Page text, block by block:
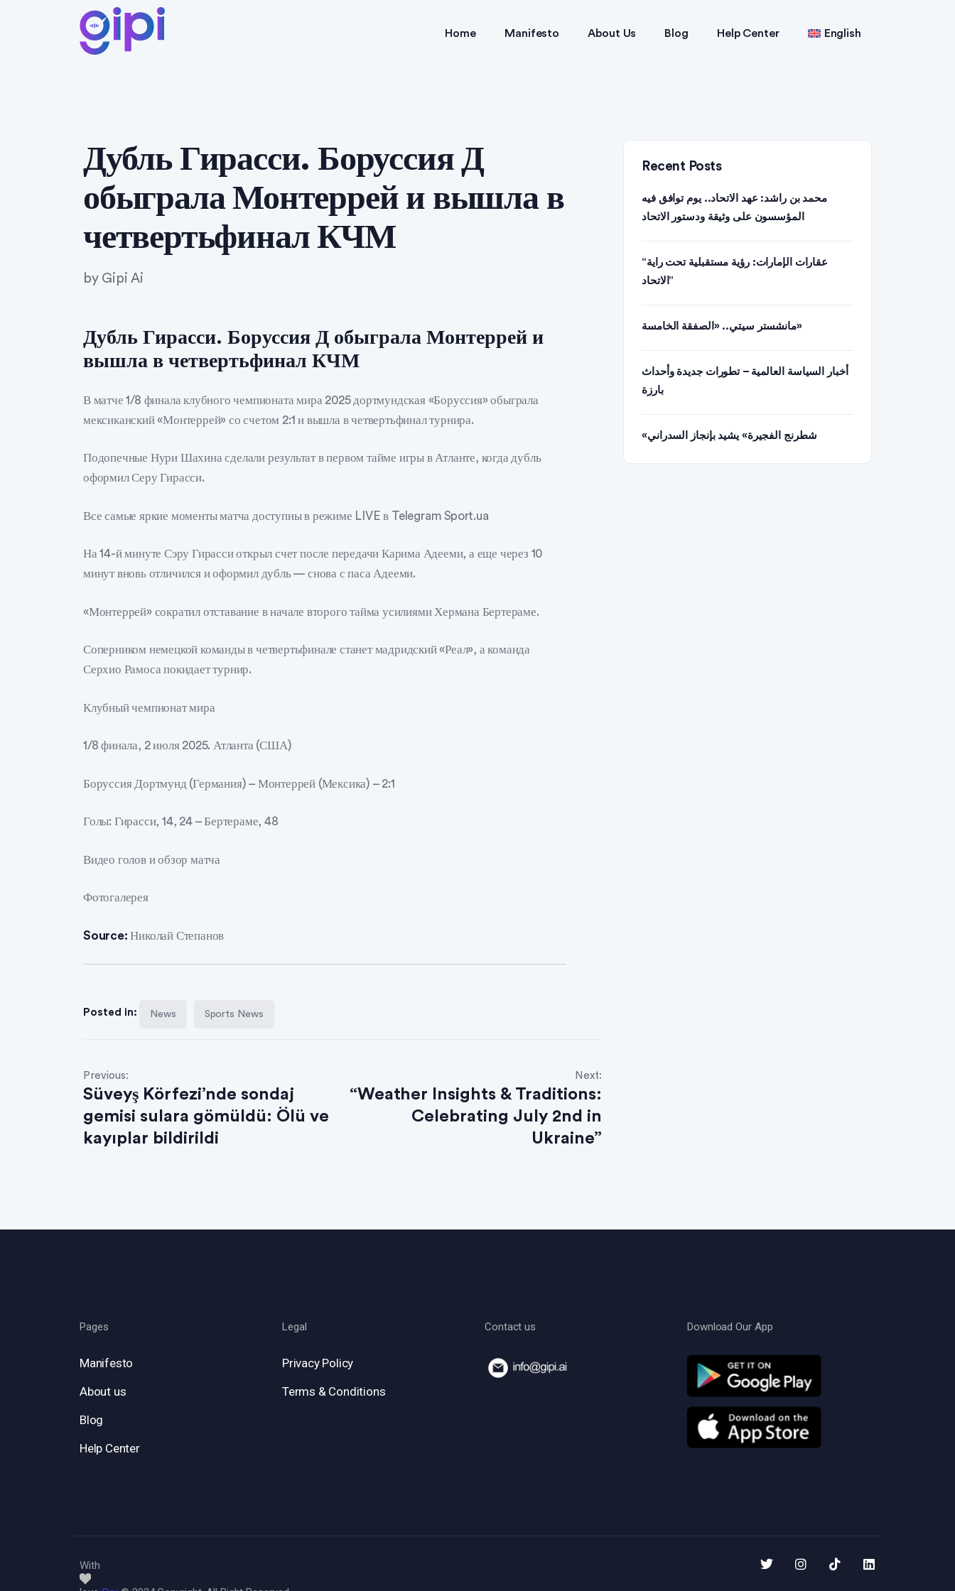
Home Manifesto About Us Blog Help Center English
Дубль Гирасси. Боруссия Д
обыграла Монтеррей и вышла в
четвертьфинал КЧМ
by Gipi Ai
Дубль Гирасси. Боруссия Д обыграла Монтеррей и
вышла в четвертьфинал КЧМ
В матче 1/8 финала клубного чемпионата мира 2025 дортмундская «Боруссия» обыграла
мексиканский «Монтеррей» со счетом 2:1 и вышла в четвертьфинал турнира.
Подопечные Нури Шахина сделали результат в первом тайме игры в Атланте, когда дубль
оформил Серу Гирасси.
Все самые яркие моменты матча доступны в режиме LIVE в Telegram Sport.ua
На 14-й минуте Сэру Гирасси открыл счет после передачи Карима Адееми, а еще через 10
минут вновь отличился и оформил дубль — снова с паса Адееми.
«Монтеррей» сократил отставание в начале второго тайма усилиями Хермана Бертераме.
Соперником немецкой команды в четвертьфинале станет мадридский «Реал», а команда
Серхио Рамоса покидает турнир.
Клубный чемпионат мира
1/8 финала, 2 июля 2025. Атланта (США)
Боруссия Дортмунд (Германия) – Монтеррей (Мексика) – 2:1
Голы: Гирасси, 14, 24 – Бертераме, 48
Видео голов и обзор матча
Фотогалерея
Source: Николай Степанов
Posted in: News Sports News
Previous:
Süveyş Körfezi’nde sondaj
gemisi sulara gömüldü: Ölü ve
kayıplar bildirildi
Next:
“Weather Insights & Traditions:
Celebrating July 2nd in
Ukraine”
Recent Posts
محمد بن راشد: عهد الاتحاد.. يوم توافق فيه
المؤسسون على وثيقة ودستور الاتحاد
“عقارات الإمارات: رؤية مستقبلية تحت راية
الاتحاد”
مانشستر سيتي.. «الصفقة الخامسة»
أخبار السياسة العالمية – تطورات جديدة وأحداث
بارزة
«شطرنج الفجيرة» يشيد بإنجاز السدراني
Pages
Manifesto
About us
Blog
Help Center
Legal
Privacy Policy
Terms & Conditions
Contact us Download Our App
With